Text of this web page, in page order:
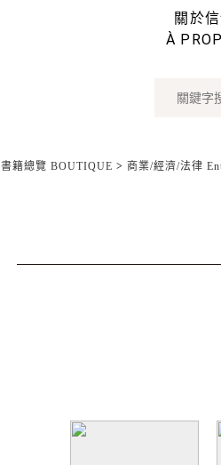
關於
À
書籍總覽 BOUTIQUE > 商業/經濟/法律